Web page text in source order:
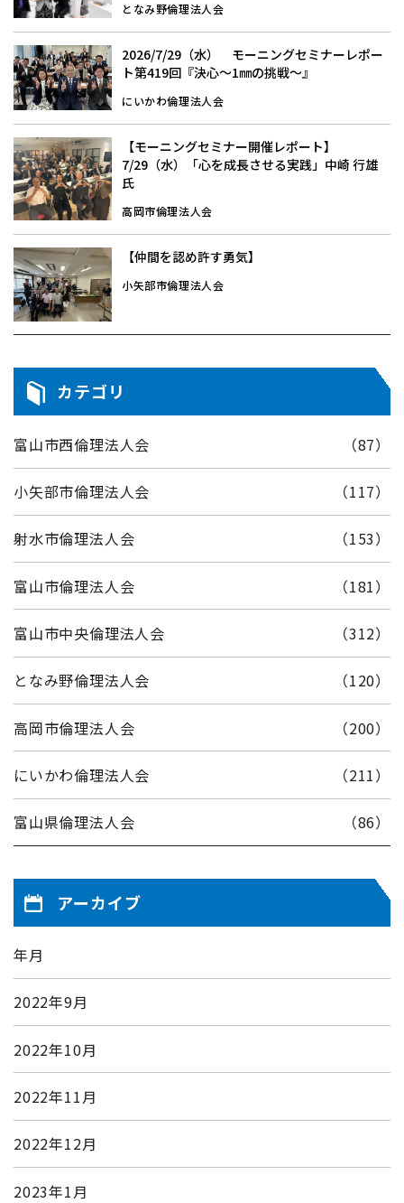
となみ野倫理法人会
2026/7/29（水） モーニングセミナーレポー
ト第419回『決心～1㎜の挑戦～』
にいかわ倫理法人会
【モーニングセミナー開催レポート】
7/29（水）「心を成長させる実践」中崎 行雄
氏
高岡市倫理法人会
【仲間を認め許す勇気】
小矢部市倫理法人会
カテゴリ
富山市西倫理法人会 （87）
小矢部市倫理法人会 （117）
射水市倫理法人会 （153）
富山市倫理法人会 （181）
富山市中央倫理法人会 （312）
となみ野倫理法人会 （120）
高岡市倫理法人会 （200）
にいかわ倫理法人会 （211）
富山県倫理法人会 （86）
アーカイブ
年月
2022年9月
2022年10月
2022年11月
2022年12月
2023年1月